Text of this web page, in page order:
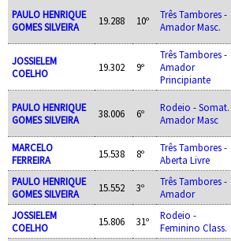
PAULO HENRIQUE
GOMES SILVEIRA
19.288 10º
Três Tambores -
Amador Masc.
JOSSIELEM
COELHO
19.302 9º
Três Tambores -
Amador
Principiante
PAULO HENRIQUE
GOMES SILVEIRA
38.006 6º
Rodeio - Somat.
Amador Masc
MARCELO
FERREIRA
15.538 8º
Três Tambores -
Aberta Livre
PAULO HENRIQUE
GOMES SILVEIRA
15.552 3º
Três Tambores -
Amador
JOSSIELEM
COELHO
15.806 31º
Rodeio -
Feminino Class.